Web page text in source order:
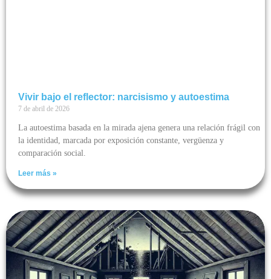
Vivir bajo el reflector: narcisismo y autoestima
7 de abril de 2026
La autoestima basada en la mirada ajena genera una relación frágil con
la identidad, marcada por exposición constante, vergüenza y
comparación social.
Leer más »